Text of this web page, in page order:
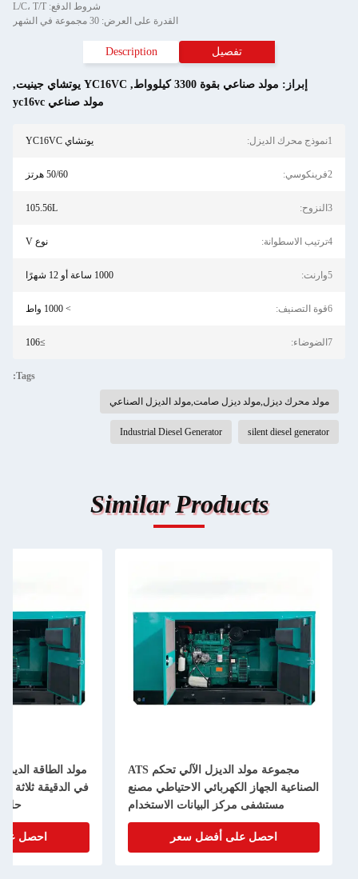
شروط الدفع: L/C، T/T
القدرة على العرض: 30 مجموعة في الشهر
تفصيل Description
إبراز: مولد صناعي بقوة 3300 كيلوواط , YC16VC يوتشاي جينيت
,
مولد صناعي yc16vc
1نموذج محرك الديزل: يوتشاي YC16VC
2فرينكوسي: 50/60 هرتز
3النزوح: 105.56L
4ترتيب الاسطوانة: نوع V
5وارنت: 1000 ساعة أو 12 شهرًا
6قوة التصنيف: > 1000 واط
7الضوضاء: ≥106
Tags:
مولد محرك ديزل,مولد ديزل صامت,مولد الديزل الصناعي
silent diesel generator
Industrial Diesel Generator
Similar Products
مجموعة مولد الديزل الآلي تحكم ATS
الصناعية الجهاز الكهربائي الاحتياطي مصنع
مستشفى مركز البيانات الاستخدام
احصل على أفضل سعر
حل
احصل